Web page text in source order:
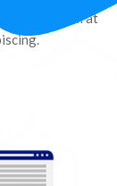
enim at